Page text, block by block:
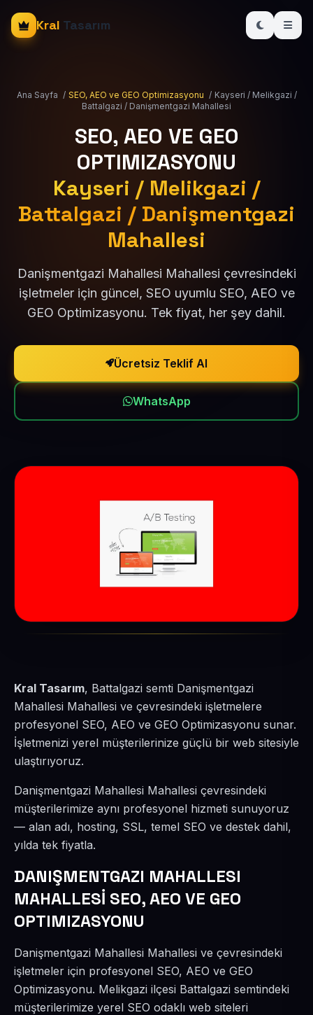
Kral Tasarım
Ana Sayfa / SEO, AEO ve GEO Optimizasyonu / Kayseri / Melikgazi /
Battalgazi / Danişmentgazi Mahallesi
SEO, AEO VE GEO
OPTIMIZASYONU
Kayseri / Melikgazi /
Battalgazi / Danişmentgazi
Mahallesi
Danişmentgazi Mahallesi Mahallesi çevresindeki
işletmeler için güncel, SEO uyumlu SEO, AEO ve
GEO Optimizasyonu. Tek fiyat, her şey dahil.
Ücretsiz Teklif Al
WhatsApp
Kral Tasarım, Battalgazi semti Danişmentgazi
Mahallesi Mahallesi ve çevresindeki işletmelere
profesyonel SEO, AEO ve GEO Optimizasyonu sunar.
İşletmenizi yerel müşterilerinize güçlü bir web sitesiyle
ulaştırıyoruz.
Danişmentgazi Mahallesi Mahallesi çevresindeki
müşterilerimize aynı profesyonel hizmeti sunuyoruz
— alan adı, hosting, SSL, temel SEO ve destek dahil,
yılda tek fiyatla.
DANIŞMENTGAZI MAHALLESI
MAHALLESİ SEO, AEO VE GEO
OPTIMIZASYONU
Danişmentgazi Mahallesi Mahallesi ve çevresindeki
işletmeler için profesyonel SEO, AEO ve GEO
Optimizasyonu. Melikgazi ilçesi Battalgazi semtindeki
müşterilerimize yerel SEO odaklı web siteleri